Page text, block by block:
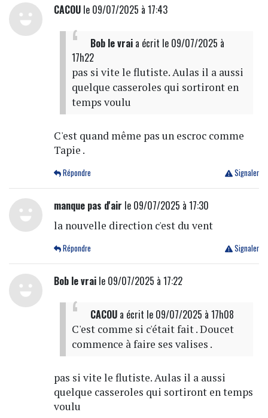
CACOUle 09/07/2025 à 17:43
Bob le vraia écrit le 09/07/2025 à
17h22
pas si vite le flutiste. Aulas il a aussi
quelque casseroles qui sortiront en
temps voulu
C'est quand même pas un escroc comme
Tapie .
Signaler
Répondre
manque pas d'air le 09/07/2025 à 17:30
la nouvelle direction c'est du vent
Signaler
Répondre
Bob le vraile 09/07/2025 à 17:22
CACOUa écrit le 09/07/2025 à 17h08
C'est comme si c'était fait . Doucet
commence à faire ses valises .
pas si vite le flutiste. Aulas il a aussi
quelque casseroles qui sortiront en temps
voulu